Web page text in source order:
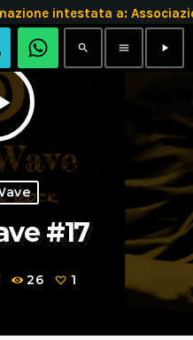
intestata a:
search menu play_arrow
#17
26 1